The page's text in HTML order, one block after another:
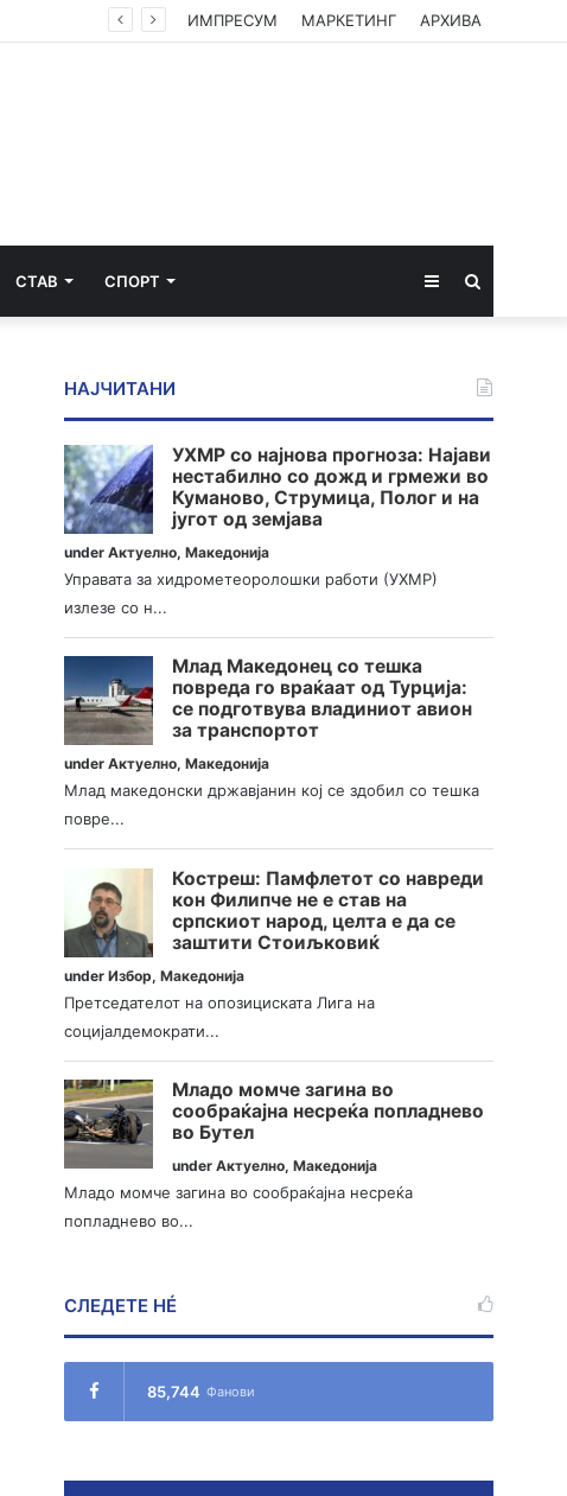
ИМПРЕСУМ МАРКЕТИНГ АРХИВА
СТАВ СПОРТ Sidebar
НАЈЧИТАНИ
УХМР со најнова прогноза: Најави
нестабилно со дожд и грмежи во
Куманово, Струмица, Полог и на
југот од земјава
underАктуелно,Македонија
Управата за хидрометеоролошки работи (УХМР)
излезе со н...
Млад Македонец со тешка
повреда го враќаат од Турција:
се подготвува владиниот авион
за транспортот
underАктуелно,Македонија
Млад македонски државјанин кој се здобил со тешка
повре...
Костреш: Памфлетот со навреди
кон Филипче не е став на
српскиот народ, целта е да се
заштити Стоиљковиќ
underИзбор,Македонија
Претседателот на опозициската Лига на
социјалдемократи...
Младо момче загина во
сообраќајна несреќа попладнево
во Бутел
underАктуелно,Македонија
Младо момче загина во сообраќајна несреќа
попладнево во...
СЛЕДЕТЕ НÉ
85,744 Фанови